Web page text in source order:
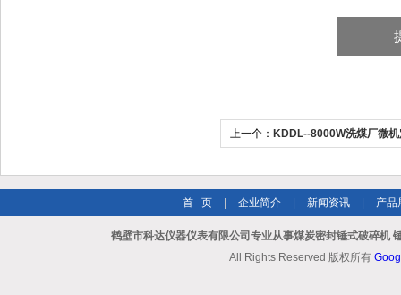
上一个： KDDL--8000W洗煤厂微
首 页 企业简介 新闻资讯 产品
鹤壁市科达仪器仪表有限公司专业从事煤炭密封锤式破碎机
All Rights Reserved 版权所有